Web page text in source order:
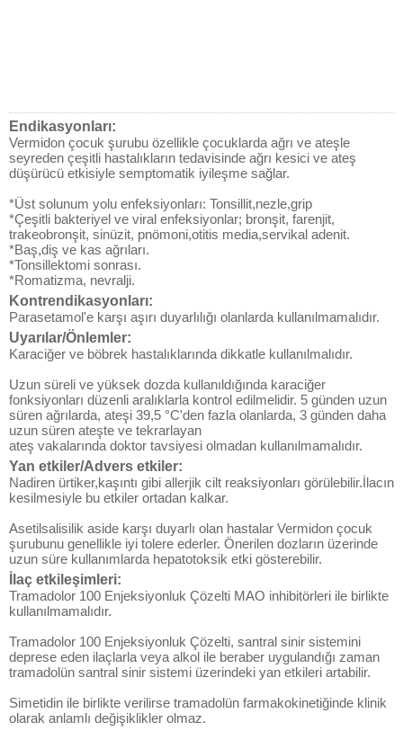
Endikasyonları:
Vermidon çocuk şurubu özellikle çocuklarda ağrı ve ateşle
seyreden çeşitli hastalıkların tedavisinde ağrı kesici ve ateş
düşürücü etkisiyle semptomatik iyileşme sağlar.
*Üst solunum yolu enfeksiyonları: Tonsillit,nezle,grip
*Çeşitli bakteriyel ve viral enfeksiyonlar; bronşit, farenjit,
trakeobronşit, sinüzit, pnömoni,otitis media,servikal adenit.
*Baş,diş ve kas ağrıları.
*Tonsillektomi sonrası.
*Romatizma, nevralji.
Kontrendikasyonları:
Parasetamol'e karşı aşırı duyarlılığı olanlarda kullanılmamalıdır.
Uyarılar/Önlemler:
Karaciğer ve böbrek hastalıklarında dikkatle kullanılmalıdır.
Uzun süreli ve yüksek dozda kullanıldığında karaciğer
fonksiyonları düzenli aralıklarla kontrol edilmelidir. 5 günden uzun
süren ağrılarda, ateşi 39,5 °C'den fazla olanlarda, 3 günden daha
uzun süren ateşte ve tekrarlayan
ateş vakalarında doktor tavsiyesi olmadan kullanılmamalıdır.
Yan etkiler/Advers etkiler:
Nadiren ürtiker,kaşıntı gibi allerjik cilt reaksiyonları görülebilir.İlacın
kesilmesiyle bu etkiler ortadan kalkar.
Asetilsalisilik aside karşı duyarlı olan hastalar Vermidon çocuk
şurubunu genellikle iyi tolere ederler. Önerilen dozların üzerinde
uzun süre kullanımlarda hepatotoksik etki gösterebilir.
İlaç etkileşimleri:
Tramadolor 100 Enjeksiyonluk Çözelti MAO inhibitörleri ile birlikte
kullanılmamalıdır.
Tramadolor 100 Enjeksiyonluk Çözelti, santral sinir sistemini
deprese eden ilaçlarla veya alkol ile beraber uygulandığı zaman
tramadolün santral sinir sistemi üzerindeki yan etkileri artabilir.
Simetidin ile birlikte verilirse tramadolün farmakokinetiğinde klinik
olarak anlamlı değişiklikler olmaz.